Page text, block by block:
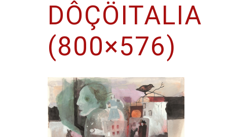
DÔÇÖITALIA
(800×576)